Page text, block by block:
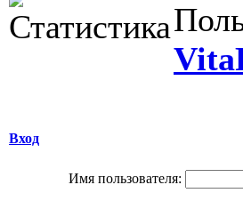
Вход
Имя пользователя: